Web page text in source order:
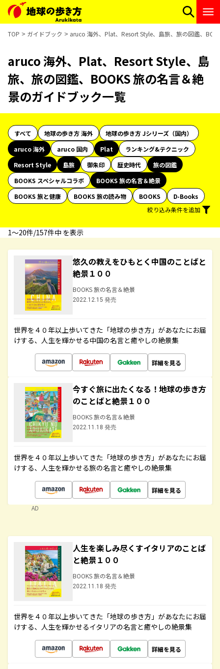
TOP ガイドブック aruco 海外、Plat、Resort Style、島旅、旅の図鑑、
aruco 海外、Plat、Resort Style、島
旅、旅の図鑑、BOOKS 旅の名言＆絶
景のガイドブック一覧
すべて 地球の歩き方 海外
地球の歩き方 Jシリーズ（国内）
aruco 海外
aruco 国内 Plat
ランキング&テクニック
Resort Style
島旅 御朱印 歴史時代
旅の図鑑
BOOKS スペシャルコラボ
BOOKS 旅の名言＆絶景
BOOKS 旅と健康
BOOKS 旅の読み物 BOOKS
D-Books
絞り込み条件を追加
1〜20件/157件中 を表示
悠久の教えをひもとく中国のことばと
絶景１００
BOOKS 旅の名言＆絶景
2022.12.15 発売
世界を４０年以上歩いてきた「地球の歩き方」があなたにお届
けする、人生を輝かせる中国の名言と癒やしの絶景集
詳細を見る
今すぐ旅に出たくなる！地球の歩き方
のことばと絶景１００
BOOKS 旅の名言＆絶景
2022.11.18 発売
世界を４０年以上歩いてきた「地球の歩き方」があなたにお届
けする、人生を輝かせる旅の名言と癒やしの絶景集
詳細を見る
AD
人生を楽しみ尽くすイタリアのことば
と絶景１００
BOOKS 旅の名言＆絶景
2022.11.18 発売
世界を４０年以上歩いてきた「地球の歩き方」があなたにお届
けする、人生を輝かせるイタリアの名言と癒やしの絶景集
詳細を見る